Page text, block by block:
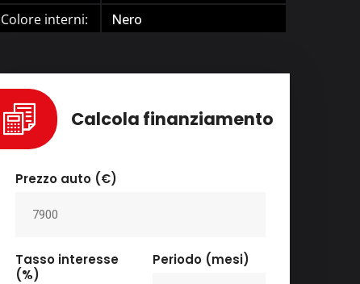
Colore interni:
Nero
Calcola finanziamento
Prezzo auto (€)
Tasso interesse
(%)
Periodo (mesi)